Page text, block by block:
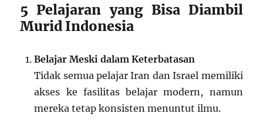
5 Pelajaran yang Bisa Diambil
Murid Indonesia
Belajar Meski dalam Keterbatasan
Tidak semua pelajar Iran dan Israel memiliki
akses ke fasilitas belajar modern, namun
mereka tetap konsisten menuntut ilmu.